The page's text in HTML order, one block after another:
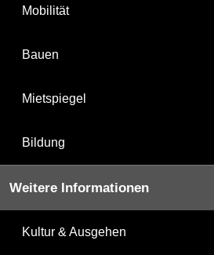
Mobilität
Bauen
Mietspiegel
Bildung
Weitere Informationen
Kultur & Ausgehen